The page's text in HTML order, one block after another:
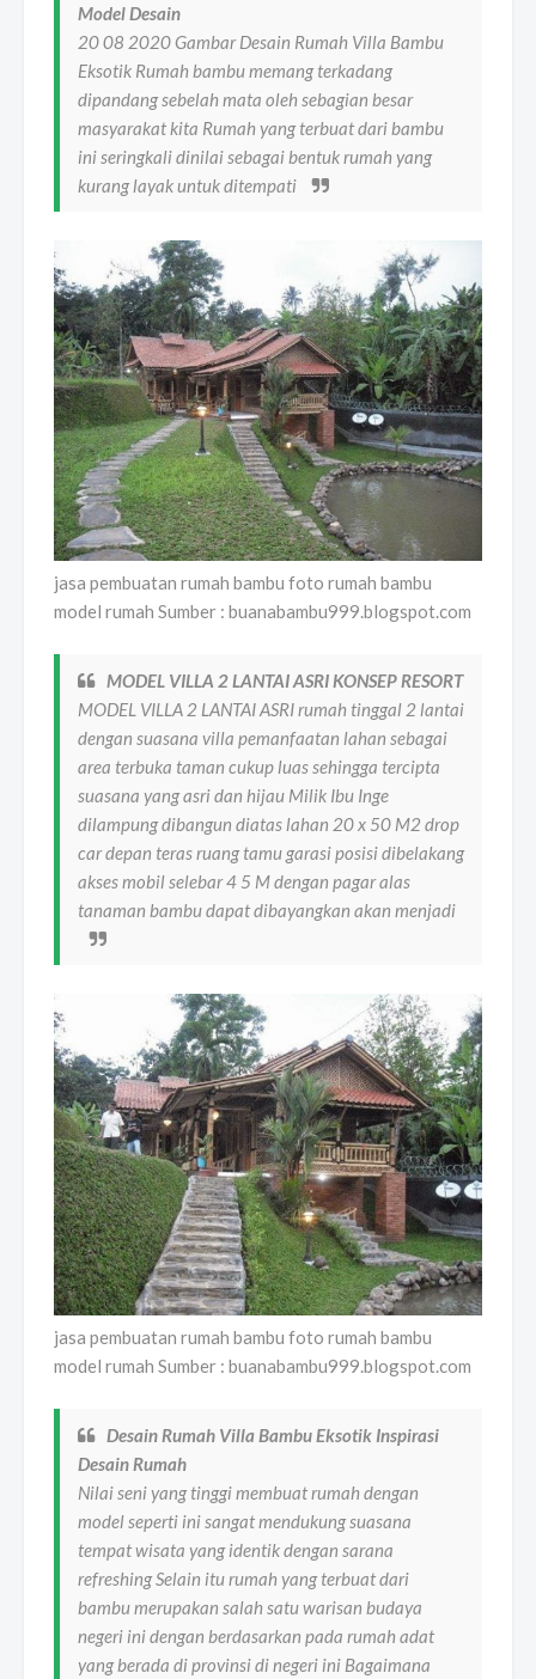
Model Desain
20 08 2020 Gambar Desain Rumah Villa Bambu
Eksotik Rumah bambu memang terkadang
dipandang sebelah mata oleh sebagian besar
masyarakat kita Rumah yang terbuat dari bambu
ini seringkali dinilai sebagai bentuk rumah yang
kurang layak untuk ditempati
jasa pembuatan rumah bambu foto rumah bambu
model rumah Sumber : buanabambu999.blogspot.com
MODEL VILLA 2 LANTAI ASRI KONSEP RESORT
MODEL VILLA 2 LANTAI ASRI rumah tinggal 2 lantai
dengan suasana villa pemanfaatan lahan sebagai
area terbuka taman cukup luas sehingga tercipta
suasana yang asri dan hijau Milik Ibu Inge
dilampung dibangun diatas lahan 20 x 50 M2 drop
car depan teras ruang tamu garasi posisi dibelakang
akses mobil selebar 4 5 M dengan pagar alas
tanaman bambu dapat dibayangkan akan menjadi
jasa pembuatan rumah bambu foto rumah bambu
model rumah Sumber : buanabambu999.blogspot.com
Desain Rumah Villa Bambu Eksotik Inspirasi
Desain Rumah
Nilai seni yang tinggi membuat rumah dengan
model seperti ini sangat mendukung suasana
tempat wisata yang identik dengan sarana
refreshing Selain itu rumah yang terbuat dari
bambu merupakan salah satu warisan budaya
negeri ini dengan berdasarkan pada rumah adat
yang berada di provinsi di negeri ini Bagaimana